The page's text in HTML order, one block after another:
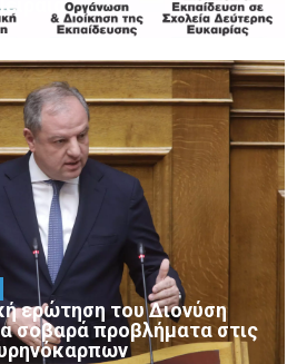
ερώτηση του Διονύση
σοβαρά προβλήματα στις